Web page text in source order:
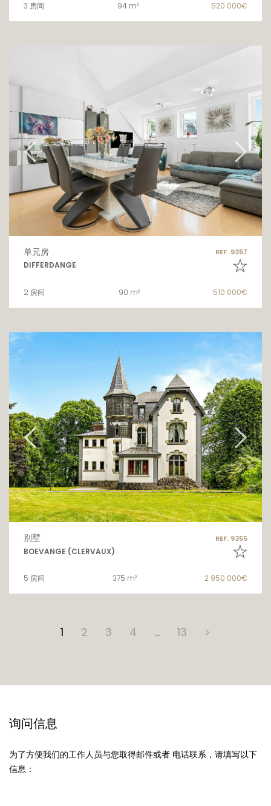
3 房间 94 m² 520 000€
单元房 REF. 9357
DIFFERDANGE
2 房间 90 m² 510 000€
别墅 REF. 9355
BOEVANGE (CLERVAUX)
5 房间 375 m² 2 950 000€
1 2 3 4 … 13 >
询问信息
为了方便我们的工作人员与您取得邮件或者 电话联系，请填写以下
信息：